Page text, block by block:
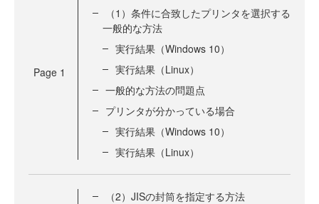
Page 1
（1）条件に合致したプリンタを選択する
一般的な方法
実行結果（Windows 10）
実行結果（Linux）
一般的な方法の問題点
プリンタが分かっている場合
実行結果（Windows 10）
実行結果（Linux）
（2）JISの封筒を指定する方法